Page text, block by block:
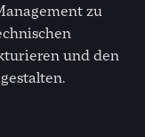
zu
und den